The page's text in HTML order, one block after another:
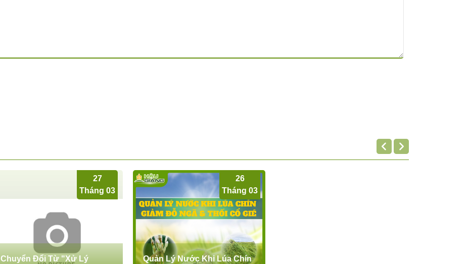
27
Tháng 03
Chuyển Đổi Từ "Xử Lý
26
Tháng 03
Quản Lý Nước Khi Lúa Chín